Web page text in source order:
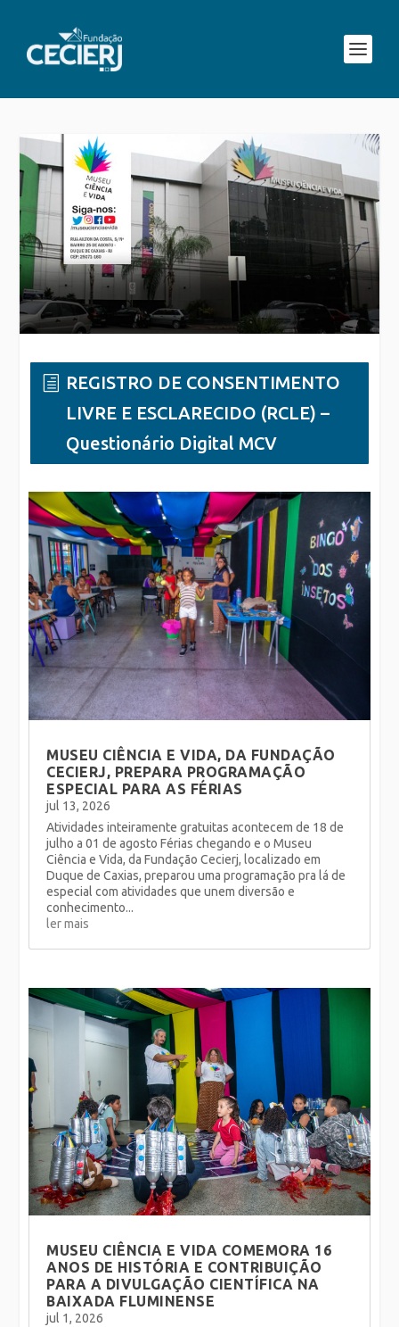
REGISTRO DE CONSENTIMENTO
LIVRE E ESCLARECIDO (RCLE) –
Questionário Digital MCV
MUSEU CIÊNCIA E VIDA, DA FUNDAÇÃO
CECIERJ, PREPARA PROGRAMAÇÃO
ESPECIAL PARA AS FÉRIAS
jul 13, 2026
Atividades inteiramente gratuitas acontecem de 18 de
julho a 01 de agosto Férias chegando e o Museu
Ciência e Vida, da Fundação Cecierj, localizado em
Duque de Caxias, preparou uma programação pra lá de
especial com atividades que unem diversão e
conhecimento...
ler mais
MUSEU CIÊNCIA E VIDA COMEMORA 16
ANOS DE HISTÓRIA E CONTRIBUIÇÃO
PARA A DIVULGAÇÃO CIENTÍFICA NA
BAIXADA FLUMINENSE
jul 1, 2026